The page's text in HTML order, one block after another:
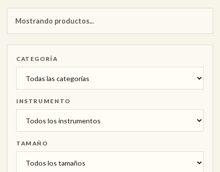
Mostrando productos...
CATEGORÍA
INSTRUMENTO
TAMAÑO